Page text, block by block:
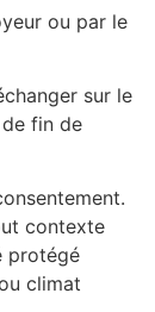
ou par le
sur le
fin de
contexte
protégé
climat